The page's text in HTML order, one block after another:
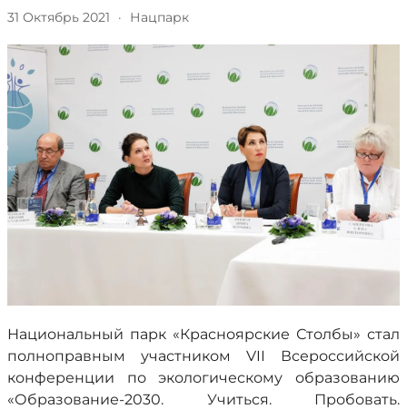
31 Октябрь 2021 · Нацпарк
Национальный парк «Красноярские Столбы» стал
полноправным участником VII Всероссийской
конференции по экологическому образованию
«Образование-2030. Учиться. Пробовать.